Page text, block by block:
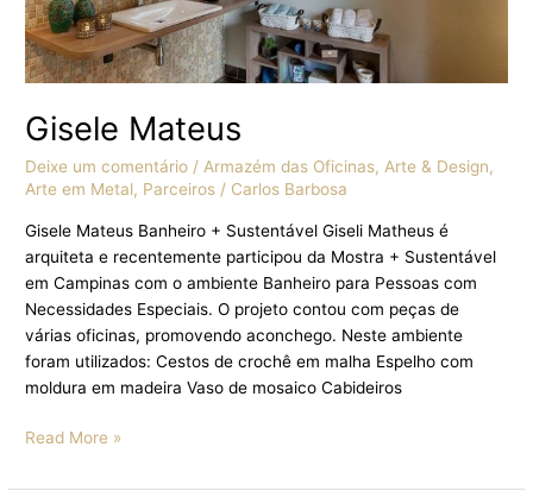
Gisele Mateus
Deixe um comentário / Armazém das Oficinas, Arte & Design,
Arte em Metal, Parceiros / Carlos Barbosa
Gisele Mateus Banheiro + Sustentável Giseli Matheus é
arquiteta e recentemente participou da Mostra + Sustentável
em Campinas com o ambiente Banheiro para Pessoas com
Necessidades Especiais. O projeto contou com peças de
várias oficinas, promovendo aconchego. Neste ambiente
foram utilizados: Cestos de crochê em malha Espelho com
moldura em madeira Vaso de mosaico Cabideiros
Read More »